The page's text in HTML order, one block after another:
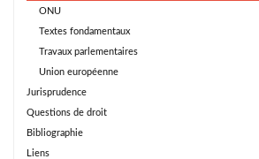
ONU
Textes fondamentaux
Travaux parlementaires
Union européenne
Jurisprudence
Questions de droit
Bibliographie
Liens